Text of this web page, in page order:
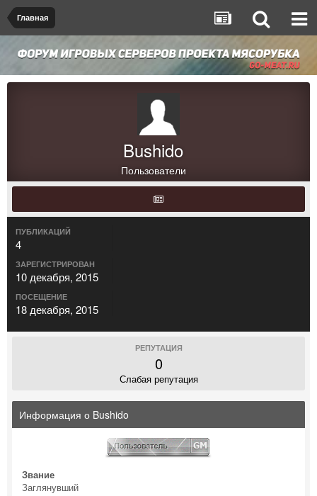
Главная
Bushido
Пользователи
ПУБЛИКАЦИЙ
4
ЗАРЕГИСТРИРОВАН
10 декабря, 2015
ПОСЕЩЕНИЕ
18 декабря, 2015
РЕПУТАЦИЯ
0
Слабая репутация
Информация о Bushido
Звание
Заглянувший